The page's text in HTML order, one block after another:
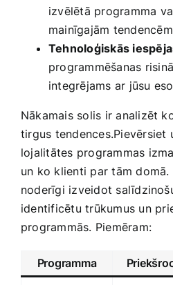
izvēlētā programma
mainīgajām
Tehnoloģiskās
programmēšanas
integrējams ar‍ jūsu
Nākamais solis ir analizēt
tirgus tendences.Pievērsiet
‌lojalitātes programmas‍
un ko klienti par tām
noderīgi izveidot
identificētu trūkumus un⁣
programmās. Piemēram:
Programma